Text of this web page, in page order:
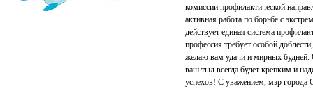
комиссии профилактической
активная работа по борьбе с
действует единая система
профессия требует особой
желаю вам удачи и мирных будней.
ваш тыл всегда будет крепким и
успехов! С уважением, мэр города